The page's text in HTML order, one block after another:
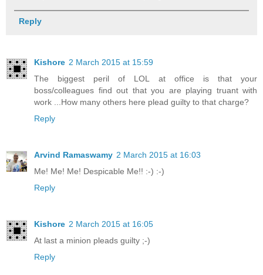
Reply
Kishore 2 March 2015 at 15:59
The biggest peril of LOL at office is that your
boss/colleagues find out that you are playing truant with
work ...How many others here plead guilty to that charge?
Reply
Arvind Ramaswamy 2 March 2015 at 16:03
Me! Me! Me! Despicable Me!! :-) :-)
Reply
Kishore 2 March 2015 at 16:05
At last a minion pleads guilty ;-)
Reply